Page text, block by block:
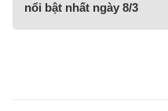
nổi bật nhất ngày 8/3